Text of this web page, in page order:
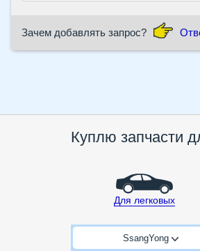
Зачем добавлять запрос?
Куплю запчасти
Для легковых
SsangYong